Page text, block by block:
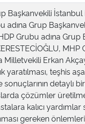
Başkanvekili
adına Grup
Grubu adına Grup
MHP
Erkan
yaratılması, teşhis
detaylı
çözümler
kalıcı yardımlar
gereken